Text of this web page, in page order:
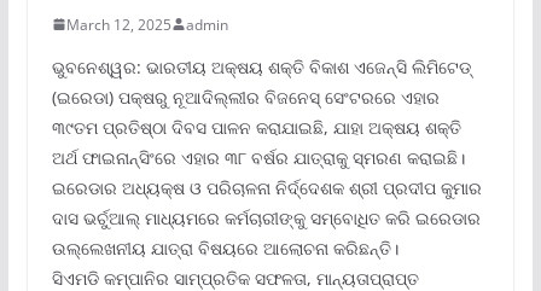
March 12, 2025 admin
ଭୁବନେଶ୍ୱର: ଭାରତୀୟ ଅକ୍ଷୟ ଶକ୍ତି ବିକାଶ ଏଜେନ୍ସି ଲିମିଟେଡ୍
(ଇରେଡା) ପକ୍ଷରୁ ନୂଆଦିଲ୍ଲୀର ବିଜନେସ୍ ସେଂଟରରେ ଏହାର
୩୯ତମ ପ୍ରତିଷ୍ଠା ଦିବସ ପାଳନ କରାଯାଇଛି, ଯାହା ଅକ୍ଷୟ ଶକ୍ତି
ଅର୍ଥ ଫାଇନାନ୍ସିଂରେ ଏହାର ୩୮ ବର୍ଷର ଯାତ୍ରାକୁ ସ୍ମରଣ କରାଇଛି।
ଇରେଡାର ଅଧ୍ୟକ୍ଷ ଓ ପରିଚାଳନା ନିର୍ଦ୍ଦେଶକ ଶ୍ରୀ ପ୍ରଦୀପ କୁମାର
ଦାସ ଭର୍ଚୁଆଲ୍ ମାଧ୍ୟମରେ କର୍ମଚାରୀଙ୍କୁ ସମ୍ବୋଧିତ କରି ଇରେଡାର
ଉଲ୍ଲେଖନୀୟ ଯାତ୍ରା ବିଷୟରେ ଆଲୋଚନା କରିଛନ୍ତି।
ସିଏମଡି କମ୍ପାନିର ସାମ୍ପ୍ରତିକ ସଫଳତା, ମାନ୍ୟତାପ୍ରାପ୍ତ